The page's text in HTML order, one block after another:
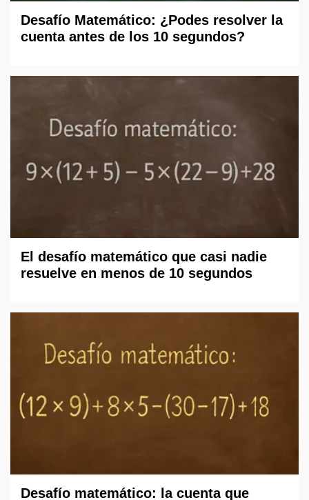
Desafío Matemático: ¿Podes resolver la
cuenta antes de los 10 segundos?
El desafío matemático que casi nadie
resuelve en menos de 10 segundos
Desafío matemático: la cuenta que